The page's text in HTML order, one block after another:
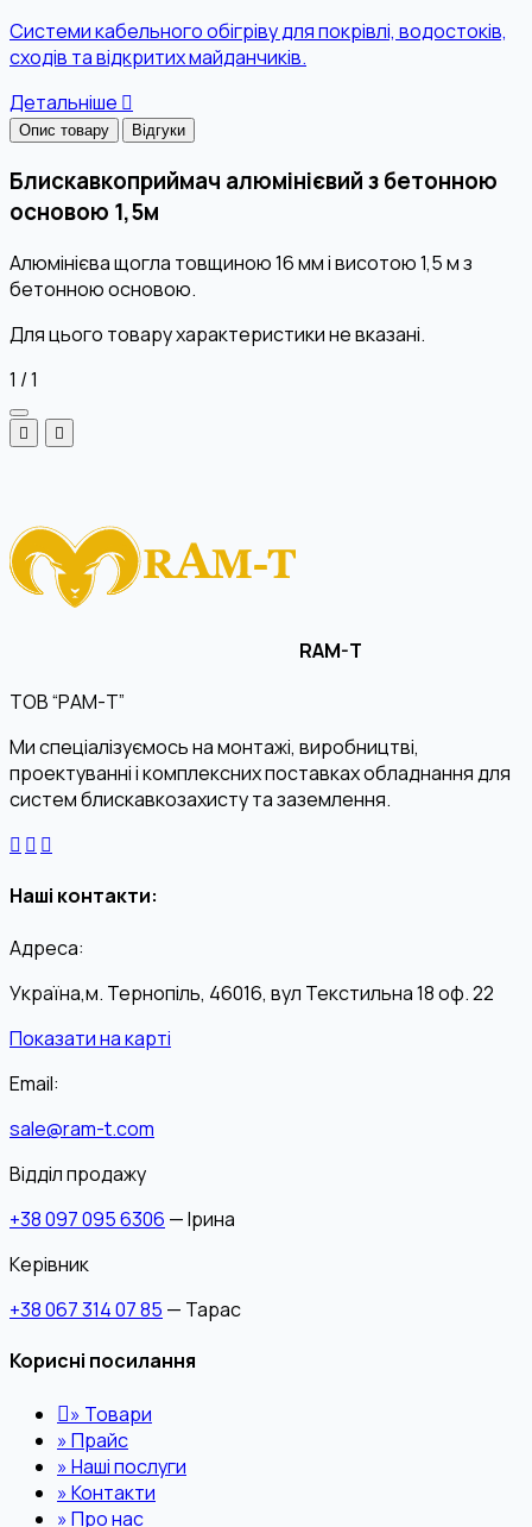
Системи кабельного обігріву для покрівлі, водостоків,
сходів та відкритих майданчиків.
Детальніше
Опис товару Відгуки
Блискавкоприймач алюмінієвий з бетонною
основою 1,5м
Алюмінієва щогла товщиною 16 мм і висотою 1,5 м з
бетонною основою.
Для цього товару характеристики не вказані.
1 /1
RAM-T
ТОВ “РАМ-Т”
Ми спеціалізуємось на монтажі, виробництві,
проектуванні і комплексних поставках обладнання для
систем блискавкозахисту та заземлення.
Наші контакти:
Адреса:
Україна,м. Тернопіль, 46016, вул Текстильна 18 оф. 22
Показати на карті
Email:
sale@ram-t.com
Відділ продажу
+38 097 095 6306 — Ірина
Керівник
+38 067 314 07 85 — Тарас
Корисні посилання
» Товари
»Прайс
»Наші послуги
»Контакти
»Про нас